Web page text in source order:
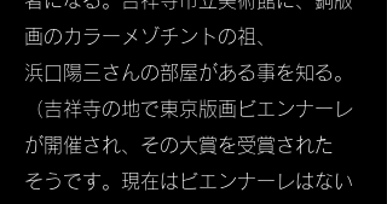
画のカラーメゾチントの祖、
浜口陽三さんの部屋がある事を知る。
（吉祥寺の地で東京版画ビエンナーレ
が開催され、その大賞を受賞された
そうです。現在はビエンナーレはない